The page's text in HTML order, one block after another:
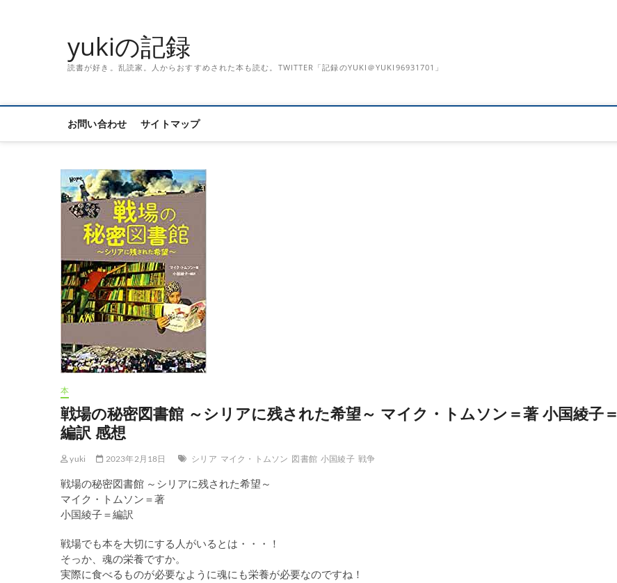
yukiの記録
読書が好き。乱読家。人からおすすめされた本も読む。TWITTER「記録のYUKI＠YUKI96931701」
お問い合わせ サイトマップ
本
戦場の秘密図書館 ～シリアに残された希望～ マイク・トムソン＝著 小国綾子＝
編訳 感想
yuki 2023年2月18日 シリア マイク・トムソン 図書館 小国綾子 戦争
戦場の秘密図書館 ～シリアに残された希望～
マイク・トムソン＝著
小国綾子＝編訳
戦場でも本を大切にする人がいるとは・・・！
そっか、魂の栄養ですか。
実際に食べるものが必要なように魂にも栄養が必要なのですね！